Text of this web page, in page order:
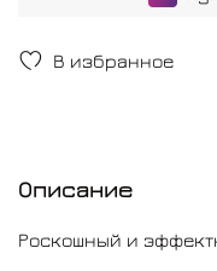
В избранное
Описание
Роскошный и